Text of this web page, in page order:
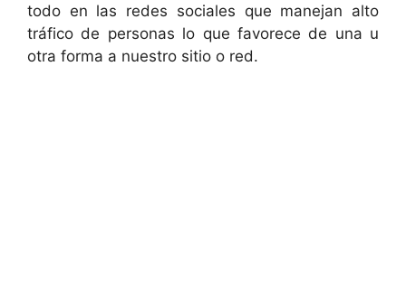
todo en las redes sociales que manejan alto
tráfico de personas lo que favorece de una u
otra forma a nuestro sitio o red.